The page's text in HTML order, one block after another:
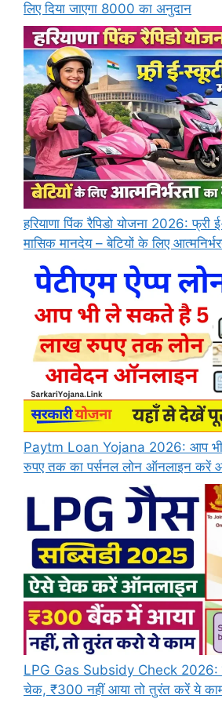
लिए दिया जाएगा 8000 का अनुदान
हरियाणा पिंक रैपिडो योजना 2026:
मासिक मानदेय – बेटियों के लिए
Paytm Loan Yojana 2026: आप
रुपए तक का पर्सनल लोन ऑनलाइन करें
LPG Gas Subsidy Check 2026:
चेक, ₹300 नहीं आया तो तुरंत करें ये